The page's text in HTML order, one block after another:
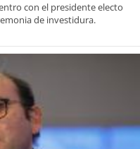
con el presidente electo
de investidura.